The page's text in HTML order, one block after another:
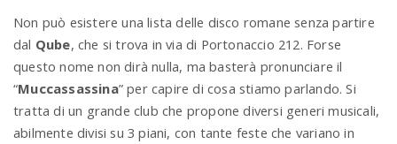
Non può esistere una lista delle disco romane senza partire
dal Qube, che si trova in via di Portonaccio 212. Forse
questo nome non dirà nulla, ma basterà pronunciare il
“Muccassassina” per capire di cosa stiamo parlando. Si
tratta di un grande club che propone diversi generi musicali,
abilmente divisi su 3 piani, con tante feste che variano in